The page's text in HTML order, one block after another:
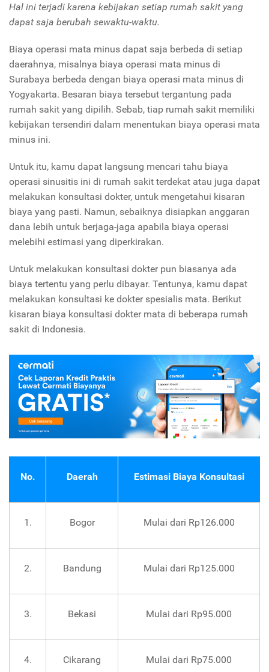
Hal ini terjadi karena kebijakan setiap rumah sakit yang
dapat saja berubah sewaktu-waktu.
Biaya operasi mata minus dapat saja berbeda di setiap
daerahnya, misalnya biaya operasi mata minus di
Surabaya berbeda dengan biaya operasi mata minus di
Yogyakarta. Besaran biaya tersebut tergantung pada
rumah sakit yang dipilih. Sebab, tiap rumah sakit memiliki
kebijakan tersendiri dalam menentukan biaya operasi mata
minus ini.
Untuk itu, kamu dapat langsung mencari tahu biaya
operasi sinusitis ini di rumah sakit terdekat atau juga dapat
melakukan konsultasi dokter, untuk mengetahui kisaran
biaya yang pasti. Namun, sebaiknya disiapkan anggaran
dana lebih untuk berjaga-jaga apabila biaya operasi
melebihi estimasi yang diperkirakan.
Untuk melakukan konsultasi dokter pun biasanya ada
biaya tertentu yang perlu dibayar. Tentunya, kamu dapat
melakukan konsultasi ke dokter spesialis mata. Berikut
kisaran biaya konsultasi dokter mata di beberapa rumah
sakit di Indonesia.
No. Daerah Estimasi Biaya Konsultasi
1. Bogor Mulai dari Rp126.000
2. Bandung Mulai dari Rp125.000
3. Bekasi Mulai dari Rp95.000
4. Cikarang Mulai dari Rp75.000